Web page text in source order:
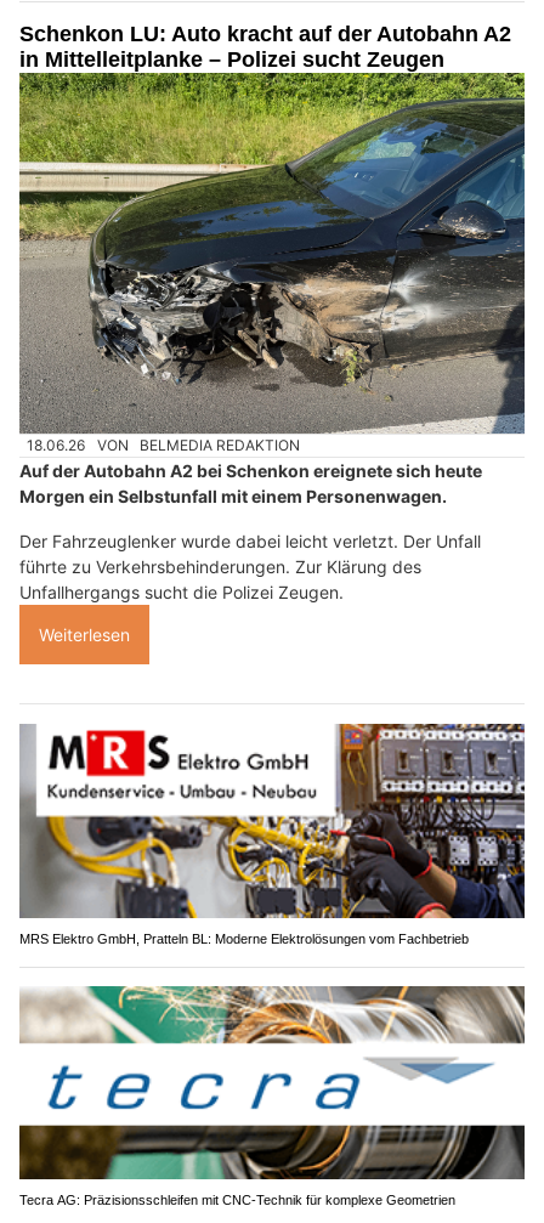
Schenkon LU: Auto kracht auf der Autobahn A2
in Mittelleitplanke – Polizei sucht Zeugen
18.06.26 VON BELMEDIA REDAKTION
Auf der Autobahn A2 bei Schenkon ereignete sich heute
Morgen ein Selbstunfall mit einem Personenwagen.
Der Fahrzeuglenker wurde dabei leicht verletzt. Der Unfall
führte zu Verkehrsbehinderungen. Zur Klärung des
Unfallhergangs sucht die Polizei Zeugen.
Weiterlesen
MRS Elektro GmbH, Pratteln BL: Moderne Elektrolösungen vom Fachbetrieb
Tecra AG: Präzisionsschleifen mit CNC-Technik für komplexe Geometrien